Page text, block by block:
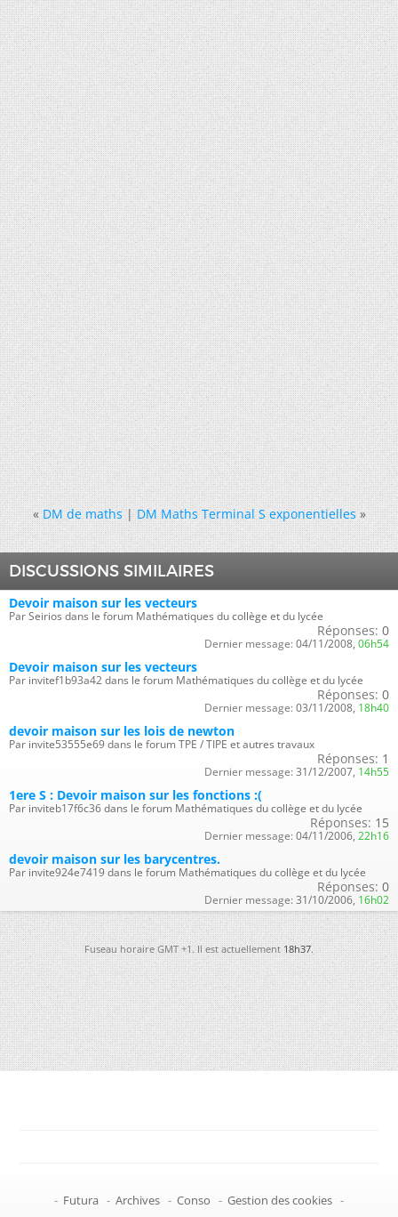
« DM de maths|DM Maths Terminal S exponentielles »
DISCUSSIONS SIMILAIRES
Devoir maison sur les vecteurs
Par Seirios dans le forum Mathématiques du collège et du lycée
Réponses: 0
Dernier message: 04/11/2008, 06h54
Devoir maison sur les vecteurs
Par invitef1b93a42 dans le forum Mathématiques du collège et du lycée
Réponses: 0
Dernier message: 03/11/2008, 18h40
devoir maison sur les lois de newton
Par invite53555e69 dans le forum TPE / TIPE et autres travaux
Réponses: 1
Dernier message: 31/12/2007, 14h55
1ere S : Devoir maison sur les fonctions :(
Par inviteb17f6c36 dans le forum Mathématiques du collège et du lycée
Réponses: 15
Dernier message: 04/11/2006, 22h16
devoir maison sur les barycentres.
Par invite924e7419 dans le forum Mathématiques du collège et du lycée
Réponses: 0
Dernier message: 31/10/2006, 16h02
Fuseau horaire GMT +1. Il est actuellement18h37.
- Futura - Archives - Conso - Gestion des cookies -